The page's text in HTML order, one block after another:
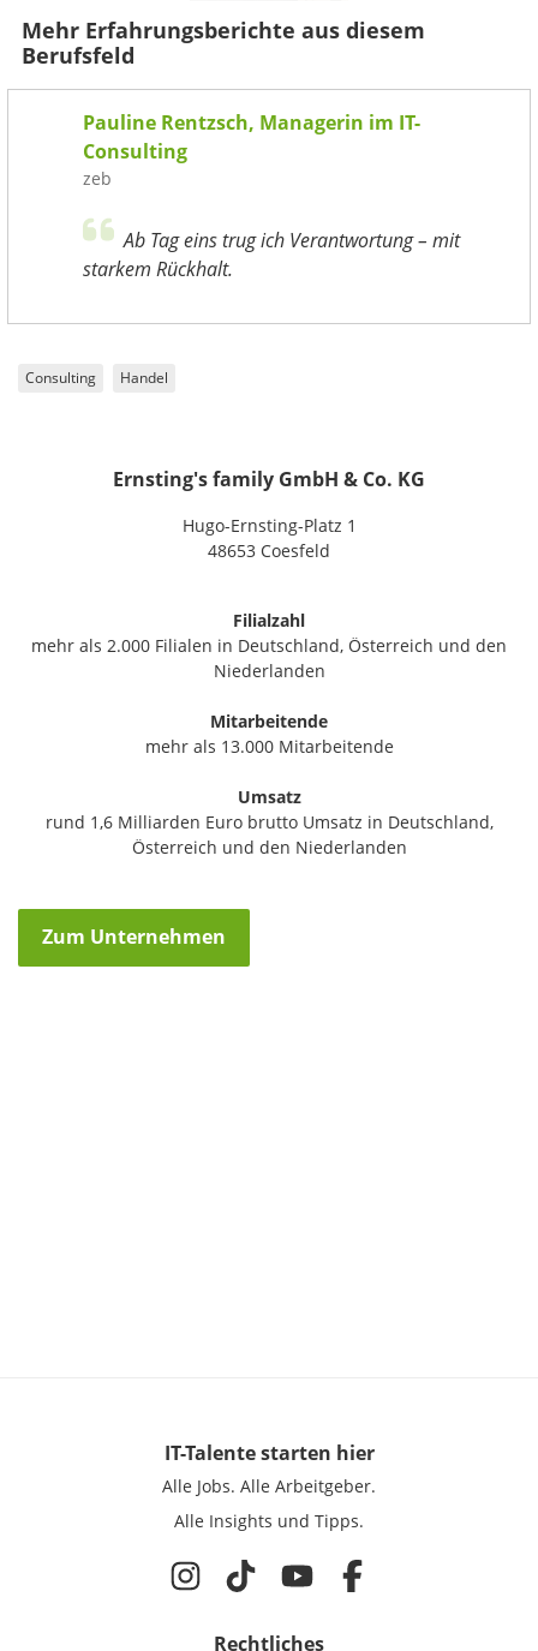
Mehr Erfahrungsberichte aus diesem
Berufsfeld
Pauline Rentzsch, Managerin im IT-
Consulting
zeb
Ab Tag eins trug ich Verantwortung – mit
starkem Rückhalt.
Consulting Handel
Ernsting's family GmbH & Co. KG
Hugo-Ernsting-Platz 1
48653 Coesfeld
Filialzahl
mehr als 2.000 Filialen in Deutschland, Österreich und den
Niederlanden
Mitarbeitende
mehr als 13.000 Mitarbeitende
Umsatz
rund 1,6 Milliarden Euro brutto Umsatz in Deutschland,
Österreich und den Niederlanden
Zum Unternehmen
IT-Talentestarten hier
Alle Jobs. Alle Arbeitgeber.
Alle Insights und Tipps.
Rechtliches